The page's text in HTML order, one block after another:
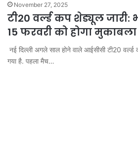
November 27, 2025
टी20 वर्ल्ड कप शेड्यूल
15 फरवरी को होगा मुकाबला
नई दिल्ली अगले साल होने वाले आईसीसी टी20
गया है. पहला मैच…